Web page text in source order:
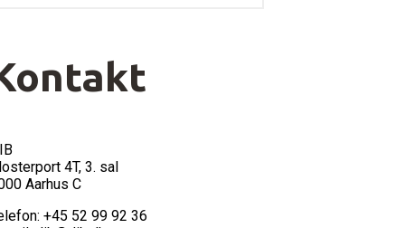
4T, 3. sal
Aarhus C
+45 52 99 92 36